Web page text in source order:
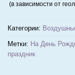
(в зависимости от
Категории:
Метки: На День
праздник